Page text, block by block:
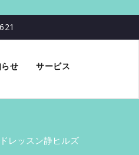
せ サービス
レッスン静ヒルズ